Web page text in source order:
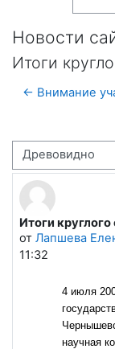
Новости
Итоги
← Внимание
Режим
Итоги круглого
от Лапшева
11:32
Количество
4 июля
научная